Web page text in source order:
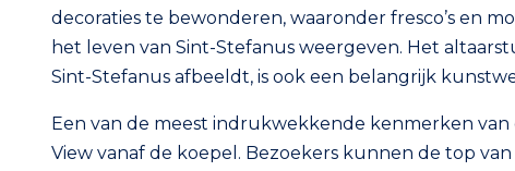
decoraties te bewonderen, waaronder fresco’s en
het leven van Sint-Stefanus weergeven. Het
Sint-Stefanus afbeeldt, is ook een belangrijk
Een van de meest indrukwekkende kenmerken van
View vanaf de koepel. Bezoekers kunnen de top